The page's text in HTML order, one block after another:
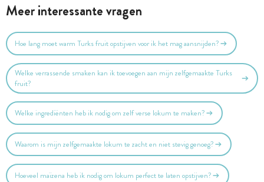
Meer interessante vragen
Hoe lang moet warm Turks fruit opstijven voor ik het mag aansnijden?
Welke verrassende smaken kan ik toevoegen aan mijn zelfgemaakte Turks
fruit?
Welke ingrediënten heb ik nodig om zelf verse lokum te maken?
Waarom is mijn zelfgemaakte lokum te zacht en niet stevig genoeg?
Hoeveel maïzena heb ik nodig om lokum perfect te laten opstijven?